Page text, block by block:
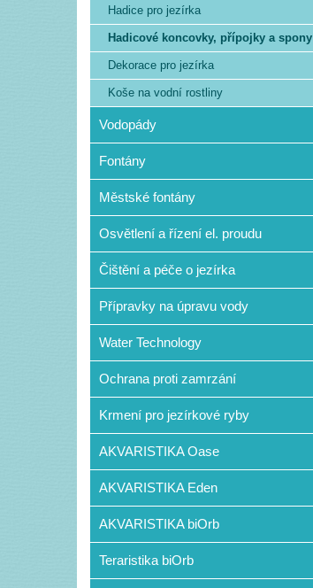
Hadice pro jezírka
Hadicové koncovky, přípojky a spony
Dekorace pro jezírka
Koše na vodní rostliny
Vodopády
Fontány
Městské fontány
Osvětlení a řízení el. proudu
Čištění a péče o jezírka
Přípravky na úpravu vody
Water Technology
Ochrana proti zamrzání
Krmení pro jezírkové ryby
AKVARISTIKA Oase
AKVARISTIKA Eden
AKVARISTIKA biOrb
Teraristika biOrb